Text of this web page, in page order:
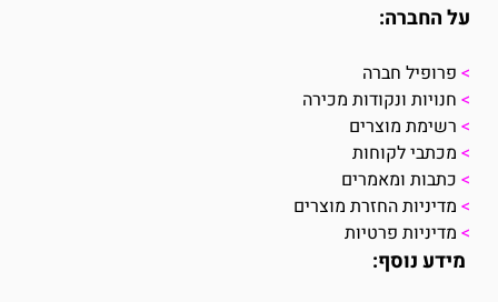
על החברה:
> פרופיל חברה
> חנויות ונקודות מכירה
> רשימת מוצרים
> מכתבי לקוחות
> כתבות ומאמרים
> מדיניות החזרת מוצרים
> מדיניות פרטיות
מידע נוסף: